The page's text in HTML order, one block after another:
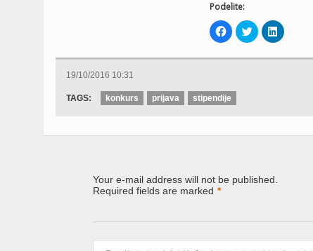
Podelite:
Click
to
share
Facebook
window)
Click
to
share
Twitter
Click
to
LinkedIn
19/10/2016 10:31
TAGS: konkurs prijava stipendije
Your e-mail address will not be published.
Required fields are marked *